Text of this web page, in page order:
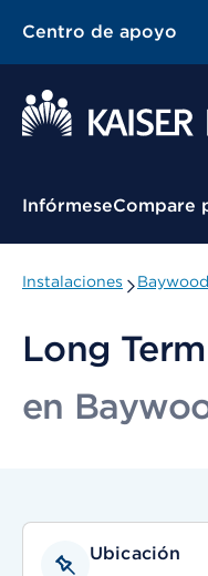
Centro de apoyo
Menú contextual
InfórmeseCompare
Instalaciones
Long
en
Ubicación